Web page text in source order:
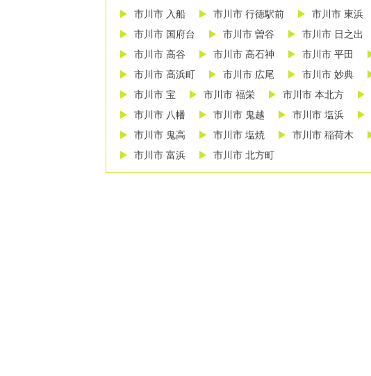
市川市 入船
市川市 行徳駅前 市川市 東浜
市川市 国府台
市川市 曽谷 市川市 日之出
市川市 高谷
市川市 高石神 市川市 平田
市川市 高浜町
市川市 広尾 市川市 妙典
市川市 宝
市川市 福栄 市川市 本北方
市川市 八幡
市川市 鬼越 市川市 塩浜
市川市 鬼高
市川市 塩焼 市川市 稲荷木
市川市 富浜
市川市 北方町